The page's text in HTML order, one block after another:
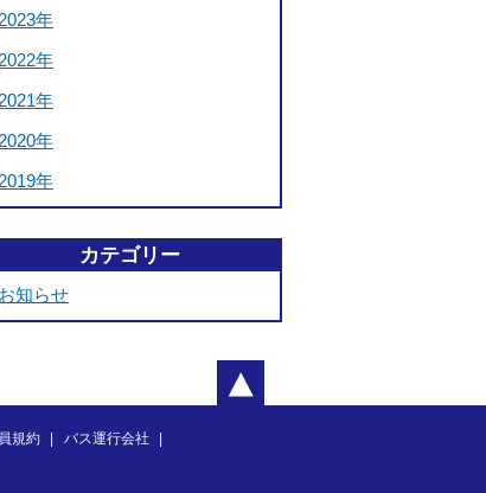
2023年
2022年
2021年
2020年
2019年
カテゴリー
お知らせ
規約 バス運行会社